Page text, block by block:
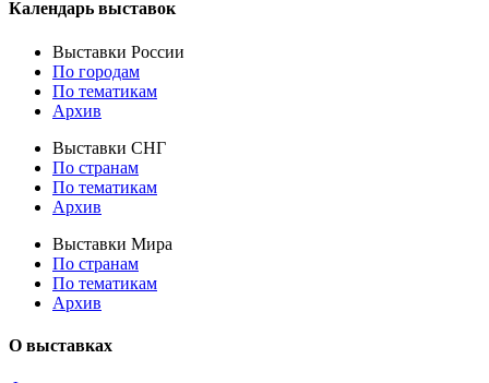
Календарь выставок
Выставки России
По городам
По тематикам
Архив
Выставки СНГ
По странам
По тематикам
Архив
Выставки Мира
По странам
По тематикам
Архив
О выставках